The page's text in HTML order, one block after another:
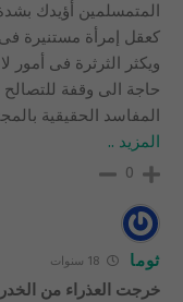
المتمسلمين أؤيدك
كعقل إمرأة مستنيرة
ويكثر الثرثرة فى أمور
حاجة الى وقفة
المفاسد الحقيقية
المزيد ..
0
ثوما
خرجت العذراء من